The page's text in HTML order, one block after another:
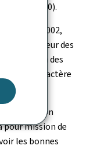
1950).
2 août 2002,
le secteur des
protection des
à caractère
Commission
mission de
les bonnes